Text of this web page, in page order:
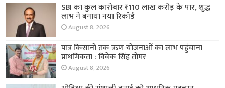
SBI का कुल कारोबार ₹110 लाख करोड़ के पार, शुद्ध
लाभ ने बनाया नया रिकॉर्ड
August 8, 2026
पात्र किसानों तक ऋण योजनाओं का लाभ पहुंचाना
प्राथमिकता : विवेक सिंह तोमर
August 8, 2026